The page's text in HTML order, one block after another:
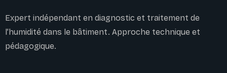
Expert indépendant en diagnostic et traitement de
l’humidité dans le bâtiment. Approche technique et
pédagogique.